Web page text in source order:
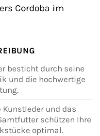
Cordoba im
besticht durch seine
und die hochwertige
Kunstleder und das
schützen Ihre
optimal.